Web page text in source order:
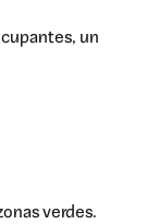
un
verdes.